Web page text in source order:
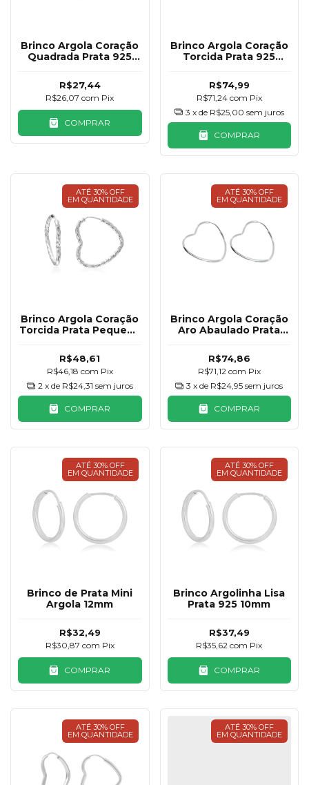
Brinco Argola Coração
Quadrada Prata 925
R$27,44
R$26,07com Pix
COMPRAR
Brinco Argola Coração
Torcida Prata 925
R$74,99
R$71,24 com Pix
3 x de R$25,00 sem juros
COMPRAR
ATÉ 30% OFF
EM QUANTIDADE
Brinco Argola Coração
Torcida Prata Pequena
R$48,61
R$46,18 com Pix
2 x de R$24,31 sem juros
COMPRAR
ATÉ 30% OFF
EM QUANTIDADE
Brinco Argola Coração
Aro Abaulado Prata
R$74,86
R$71,12 com Pix
3 x de R$24,95 sem juros
COMPRAR
ATÉ 30% OFF
EM QUANTIDADE
Brinco de Prata Mini
Argola 12mm
R$32,49
R$30,87 com Pix
COMPRAR
ATÉ 30% OFF
EM QUANTIDADE
Brinco Argolinha Lisa
Prata 925 10mm
R$37,49
R$35,62com Pix
COMPRAR
ATÉ 30% OFF
EM QUANTIDADE
ATÉ 30% OFF
EM QUANTIDADE